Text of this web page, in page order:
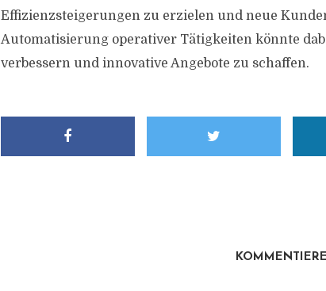
Effizienzsteigerungen zu erzielen und neue
Automatisierung operativer Tätigkeiten könnte
verbessern und innovative Angebote zu schaffen.